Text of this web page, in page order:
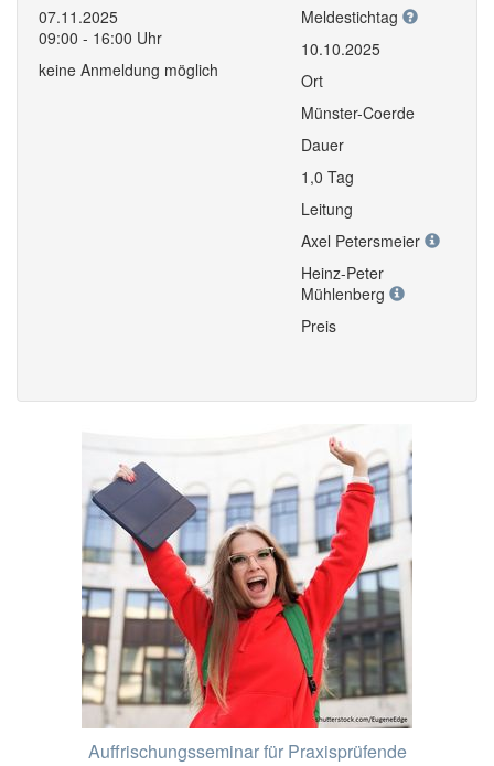
07.11.2025
09:00 - 16:00 Uhr
keine Anmeldung möglich
Meldestichtag
10.10.2025
Ort
Münster-Coerde
Dauer
1,0 Tag
Leitung
Axel Petersmeier
Heinz-Peter
Mühlenberg
Preis
Auffrischungsseminar für Praxisprüfende